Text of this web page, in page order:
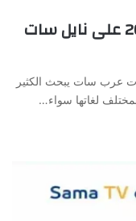
ترددات قنوات المسلسلات 2022 على نايل سات
2022 على نايل سات عرب سات يبحث الكثير
لغاتها سواء…